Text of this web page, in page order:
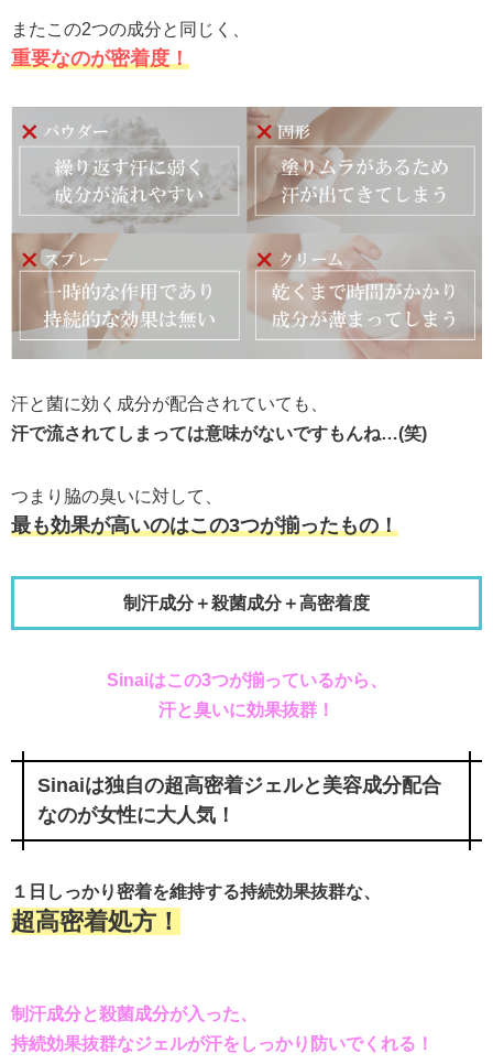
またこの2つの成分と同じく、
重要なのが密着度！
汗と菌に効く成分が配合されていても、
汗で流されてしまっては意味がないですもんね…(笑)
つまり脇の臭いに対して、
最も効果が高いのはこの3つが揃ったもの！
制汗成分＋殺菌成分＋高密着度
Sinaiはこの3つが揃っているから、
汗と臭いに効果抜群！
Sinaiは独自の超高密着ジェルと美容成分配合
なのが女性に大人気！
１日しっかり密着を維持する持続効果抜群な、
超高密着処方！
制汗成分と殺菌成分が入った、
持続効果抜群なジェルが汗をしっかり防いでくれる！